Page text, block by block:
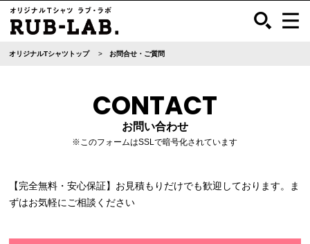
オリジナルTシャツトップ お問合せ・ご質問
CONTACT
お問い合わせ
※このフォームはSSLで暗号化されています
【完全無料・安心保証】お見積もりだけでも歓迎しております。ま
ずはお気軽にご相談ください